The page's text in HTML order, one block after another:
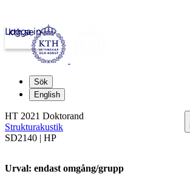
kth.se
Logga in
Sök
English
HT 2021 Doktorand
Strukturakustik
SD2140 | HP
Urval: endast omgång/grupp